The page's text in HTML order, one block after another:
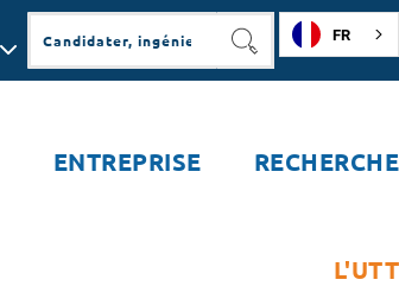
RECHERCHER
FR
ENTREPRISE RECHERCHE
L'UTT